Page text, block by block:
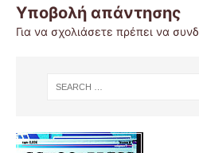
Υποβολή απάντησης
Για να σχολιάσετε πρέπει να